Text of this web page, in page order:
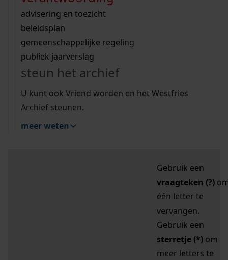
bouwvergunningen
omgevingsvergunningen
vergunningen
beeld en geluid
uitleg nodig?
Wij helpen u op weg met een aantal zoektips.
bekijk alle zoektips
Wij helpen u op weg met een aantal zoektips.
bekijk alle zoektips
bekijk ons geschiedenislokaal
advisering en toezicht
beleidsplan
gemeenschappelijke regeling
publiek jaarverslag
steun het archief
U kunt ook Vriend worden en het Westfries
Archief steunen.
meer weten
zoektips
Mijn Studiezaal (inloggen)
uw zoekopdracht te
Gebruik een
vraagteken (?)
één letter te
vervangen.
Gebruik een
sterretje (*) om
meer letters te